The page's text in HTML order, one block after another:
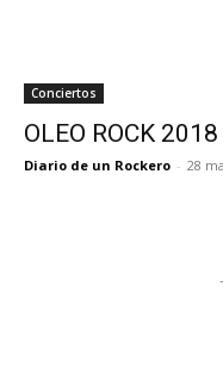
Conciertos
OLEO ROCK 2018
Diario de un Rockero - 28